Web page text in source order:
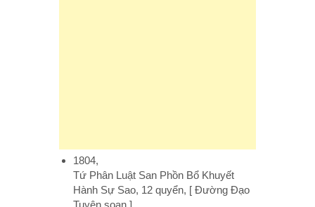
1804,
Tứ Phân Luật San Phồn Bổ Khuyết
Hành Sự Sao, 12 quyển, [ Đường Đạo
Tuyên soạn ]